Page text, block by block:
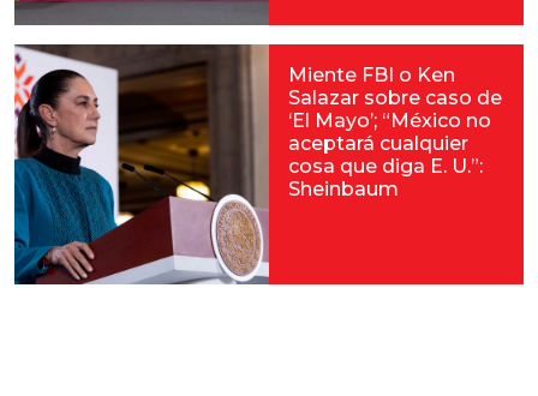
Miente FBI o Ken
Salazar sobre caso de
‘El Mayo’; “México no
aceptará cualquier
cosa que diga E. U.”:
Sheinbaum